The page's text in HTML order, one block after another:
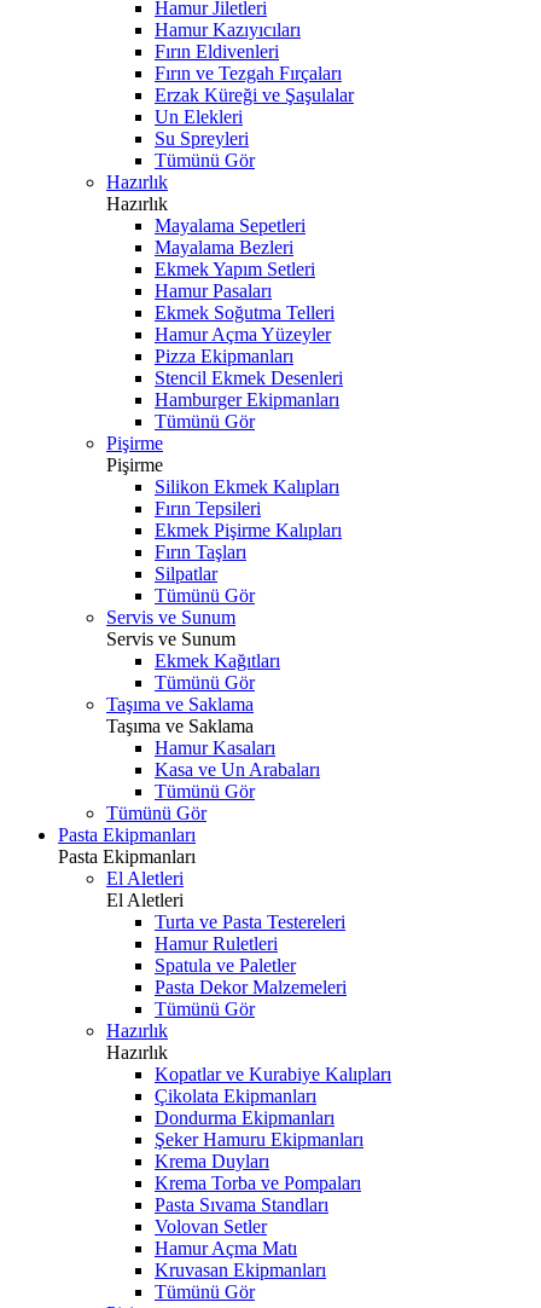
Hamur Jiletleri
Hamur Kazıyıcıları
Fırın Eldivenleri
Fırın ve Tezgah Fırçaları
Erzak Küreği ve Şaşulalar
Un Elekleri
Su Spreyleri
Tümünü Gör
Hazırlık
Hazırlık
Mayalama Sepetleri
Mayalama Bezleri
Ekmek Yapım Setleri
Hamur Pasaları
Ekmek Soğutma Telleri
Hamur Açma Yüzeyler
Pizza Ekipmanları
Stencil Ekmek Desenleri
Hamburger Ekipmanları
Tümünü Gör
Pişirme
Pişirme
Silikon Ekmek Kalıpları
Fırın Tepsileri
Ekmek Pişirme Kalıpları
Fırın Taşları
Silpatlar
Tümünü Gör
Servis ve Sunum
Servis ve Sunum
Ekmek Kağıtları
Tümünü Gör
Taşıma ve Saklama
Taşıma ve Saklama
Hamur Kasaları
Kasa ve Un Arabaları
Tümünü Gör
Tümünü Gör
Pasta Ekipmanları
Pasta Ekipmanları
El Aletleri
El Aletleri
Turta ve Pasta Testereleri
Hamur Ruletleri
Spatula ve Paletler
Pasta Dekor Malzemeleri
Tümünü Gör
Hazırlık
Hazırlık
Kopatlar ve Kurabiye Kalıpları
Çikolata Ekipmanları
Dondurma Ekipmanları
Şeker Hamuru Ekipmanları
Krema Duyları
Krema Torba ve Pompaları
Pasta Sıvama Standları
Volovan Setler
Hamur Açma Matı
Kruvasan Ekipmanları
Tümünü Gör